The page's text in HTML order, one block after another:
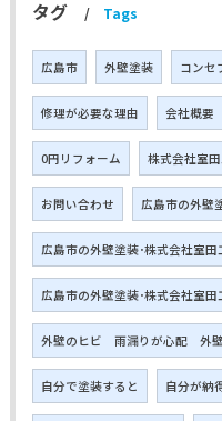
タグ Tags
広島市 外壁塗装 コンセ
修理が必要な理由 会社概要
0円リフォーム 株式会社室
お問い合わせ 広島市の外壁
広島市の外壁塗装･株式会社室田
広島市の外壁塗装･株式会社室
外壁のヒビ 雨漏りが心配 外壁
自分で塗装すると 自分が納